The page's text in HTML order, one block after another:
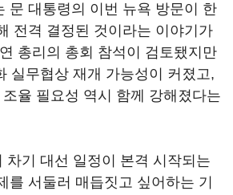
문 대통령의 이번 뉴욕 방문이 한
전격 결정된 것이라는 이야기가
총리의 총회 참석이 검토됐지만
실무협상 재개 가능성이 커졌고,
율 필요성 역시 함께 강해졌다는
차기 대선 일정이 본격 시작되는
를 서둘러 매듭짓고 싶어하는 기